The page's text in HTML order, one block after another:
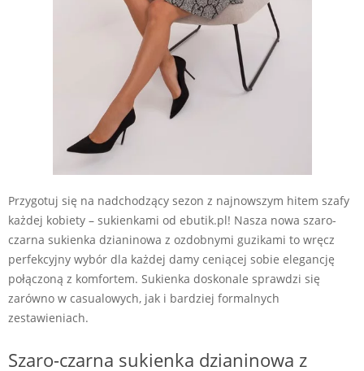
Przygotuj się na nadchodzący sezon z najnowszym hitem szafy
każdej kobiety – sukienkami od ebutik.pl! Nasza nowa szaro-
czarna sukienka dzianinowa z ozdobnymi guzikami to wręcz
perfekcyjny wybór dla każdej damy ceniącej sobie elegancję
połączoną z komfortem. Sukienka doskonale sprawdzi się
zarówno w casualowych, jak i bardziej formalnych
zestawieniach.
Szaro-czarna sukienka dzianinowa z